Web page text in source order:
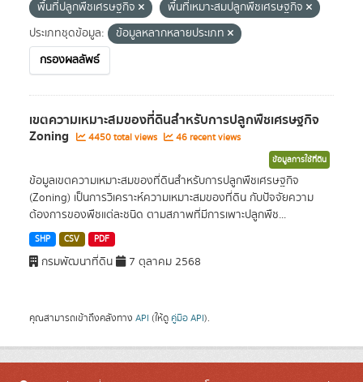
พื้นที่ปลูกพืชเศรษฐกิจ
พื้นที่เหมาะสมปลูกพืชเศรษฐกิจ
ประเภทชุดข้อมูล:
ข้อมูลหลากหลายประเภท
กรองผลลัพธ์
เขตความเหมาะสมของที่ดินสำหรับการปลูกพืชเศรษฐกิจ
Zoning 4450 total views 46 recent views
ข้อมูลการใช้ที่ดิน
ข้อมูลเขตความเหมาะสมของที่ดินสำหรับการปลูกพืชเศรษฐกิจ
(Zoning) เป็นการวิเคราะห์ความเหมาะสมของที่ดิน กับปัจจัยความ
ต้องการของพืชแต่ละชนิด ตามสภาพที่มีการเพาะปลูกพืช...
SHP CSV PDF
กรมพัฒนาที่ดิน 7 ตุลาคม 2568
คุณสามารถเข้าถึงคลังทาง API (ให้ดู คู่มือ API).